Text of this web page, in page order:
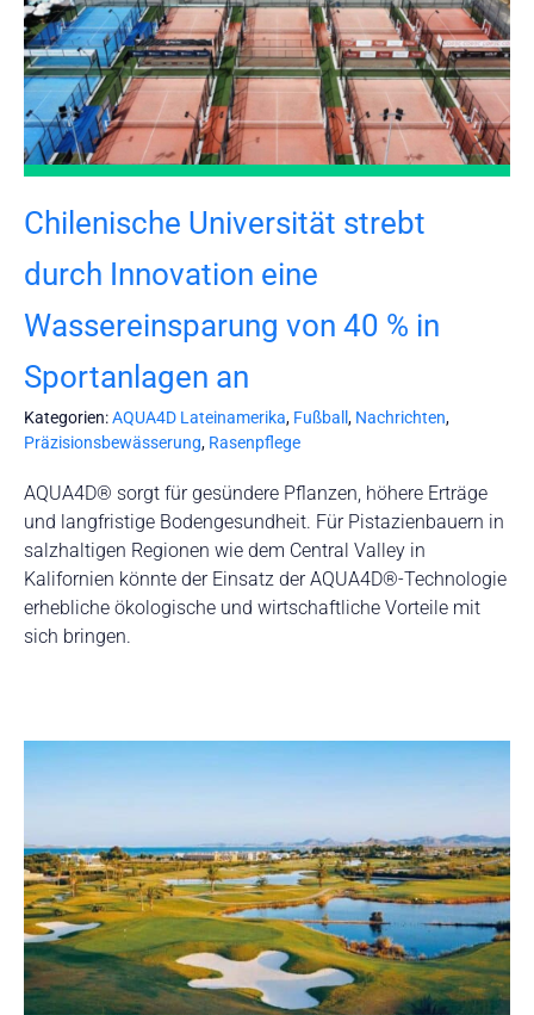
Chilenische Universität strebt
durch Innovation eine
Wassereinsparung von 40 % in
Sportanlagen an
Kategorien:AQUA4D Lateinamerika, Fußball , Nachrichten,
Präzisionsbewässerung, Rasenpflege
AQUA4D® sorgt für gesündere Pflanzen, höhere Erträge
und langfristige Bodengesundheit. Für Pistazienbauern in
salzhaltigen Regionen wie dem Central Valley in
Kalifornien könnte der Einsatz der AQUA4D®-Technologie
erhebliche ökologische und wirtschaftliche Vorteile mit
sich bringen.